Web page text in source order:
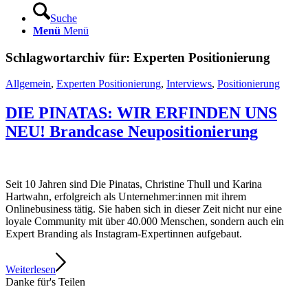
Suche
Menü Menü
Schlagwortarchiv für: Experten Positionierung
Allgemein, Experten Positionierung, Interviews, Positionierung
DIE PINATAS: WIR ERFINDEN UNS
NEU! Brandcase Neupositionierung
Seit 10 Jahren sind Die Pinatas, Christine Thull und Karina
Hartwahn, erfolgreich als Unternehmer:innen mit ihrem
Onlinebusiness tätig. Sie haben sich in dieser Zeit nicht nur eine
loyale Community mit über 40.000 Menschen, sondern auch ein
Expert Branding als Instagram-Expertinnen aufgebaut.
Weiterlesen
Danke für's Teilen